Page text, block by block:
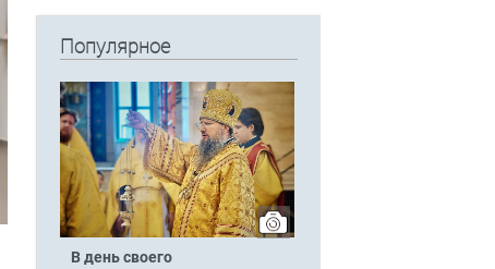
Популярное
В день своего